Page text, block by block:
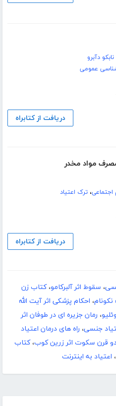
دآبرو
عمومی
دریافت از کتابراه
مواد مخدر
اجتماعی،ترک اعتیاد
دریافت از کتابراه
، سقوط اثر آلبرکامو،کتاب زن
، احکام پزشکی اثر آیت الله
، رمان جزیره ای در طوفان اثر
جنسی، راه های درمان اعتیاد
قرن سکوت اثر زرین کوب،کتاب
، اعتیاد به اینترنت